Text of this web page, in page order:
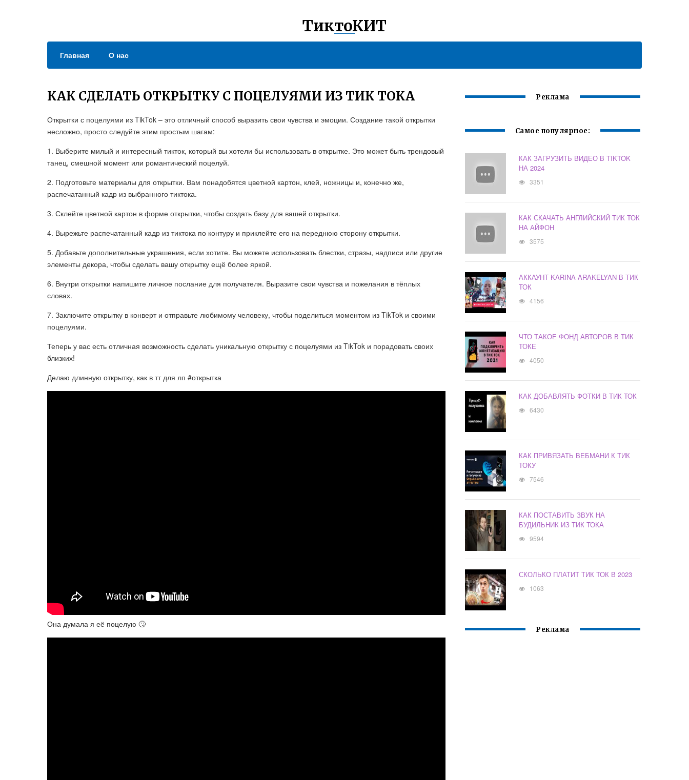
ТиктоКИТ
Главная О нас
КАК СДЕЛАТЬ ОТКРЫТКУ С ПОЦЕЛУЯМИ ИЗ ТИК ТОКА
Открытки с поцелуями из TikTok – это отличный способ выразить свои чувства и эмоции. Создание такой открытки
несложно, просто следуйте этим простым шагам:
1. Выберите милый и интересный тикток, который вы хотели бы использовать в открытке. Это может быть трендовый
танец, смешной момент или романтический поцелуй.
2. Подготовьте материалы для открытки. Вам понадобятся цветной картон, клей, ножницы и, конечно же,
распечатанный кадр из выбранного тиктока.
3. Склейте цветной картон в форме открытки, чтобы создать базу для вашей открытки.
4. Вырежьте распечатанный кадр из тиктока по контуру и приклейте его на переднюю сторону открытки.
5. Добавьте дополнительные украшения, если хотите. Вы можете использовать блестки, стразы, надписи или другие
элементы декора, чтобы сделать вашу открытку ещё более яркой.
6. Внутри открытки напишите личное послание для получателя. Выразите свои чувства и пожелания в тёплых
словах.
7. Заключите открытку в конверт и отправьте любимому человеку, чтобы поделиться моментом из TikTok и своими
поцелуями.
Теперь у вас есть отличная возможность сделать уникальную открытку с поцелуями из TikTok и порадовать своих
близких!
Делаю длинную открытку, как в тт для лп #открытка
Она думала я её поцелую 🙄
Реклама
Самое популярное:
КАК ЗАГРУЗИТЬ ВИДЕО В TIKTOK
НА 2024
3351
КАК СКАЧАТЬ АНГЛИЙСКИЙ ТИК ТОК
НА АЙФОН
3575
АККАУНТ KARINA ARAKELYAN В ТИК
ТОК
4156
ЧТО ТАКОЕ ФОНД АВТОРОВ В ТИК
ТОКЕ
4050
КАК ДОБАВЛЯТЬ ФОТКИ В ТИК ТОК
6430
КАК ПРИВЯЗАТЬ ВЕБМАНИ К ТИК
ТОКУ
7546
КАК ПОСТАВИТЬ ЗВУК НА
БУДИЛЬНИК ИЗ ТИК ТОКА
9594
СКОЛЬКО ПЛАТИТ ТИК ТОК В 2023
1063
Реклама